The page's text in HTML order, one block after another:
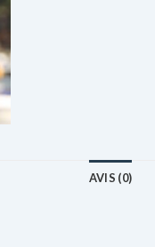
AVIS (0)